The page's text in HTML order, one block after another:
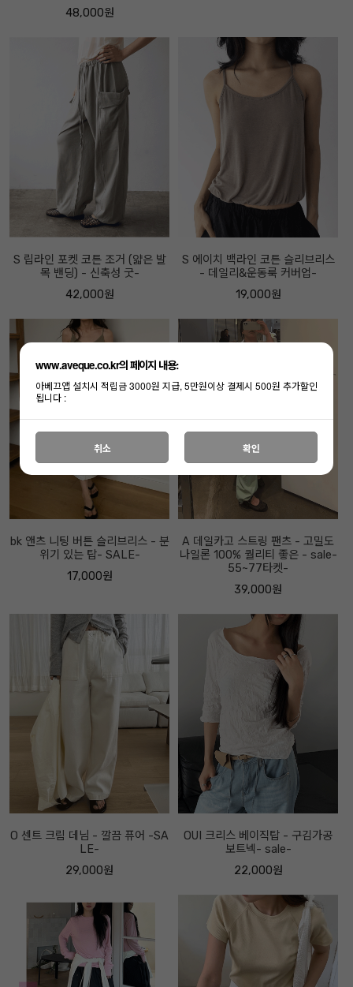
48,000원
S 립라인 포켓 코튼 조거 (얇은 발
목 밴딩) - 신축성 굿-
42,000원
S 에이치 백라인 코튼 슬리브리스
- 데일리&운동룩 커버업-
19,000원
bk 앤츠 니팅 버튼 슬리브리스 - 분
위기 있는 탑- SALE-
17,000원
A 데일카고 스트링 팬츠 - 고밀도
나일론 100% 퀄리티 좋은 - sale-
55~77타켓-
39,000원
O 센트 크림 데님 - 깔끔 퓨어 -SA
LE-
29,000원
OUI 크리스 베이직탑 - 구김가공
보트넥- sale-
22,000원
www.aveque.co.kr의 페이지 내용:
아베끄앱 설치시 적립금 3000원 지급, 5만원이상 결제시 500원 추가할인
됩니다 :
취소 확인